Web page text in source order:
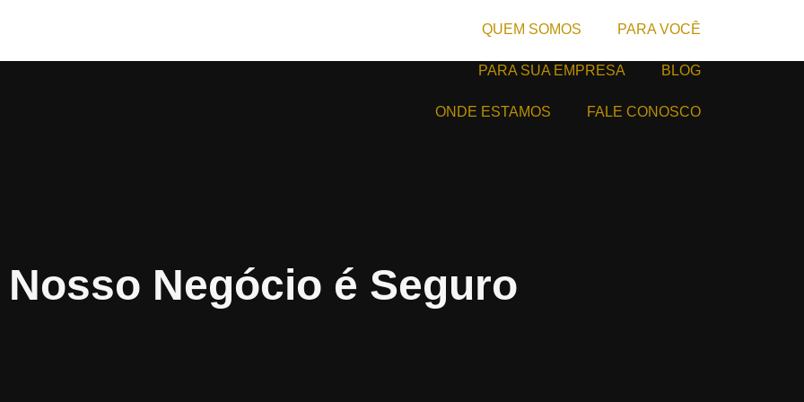
QUEM SOMOS PARA VOCÊ
PARA SUA EMPRESA BLOG
ONDE ESTAMOS FALE CONOSCO
Nosso Negócio é Seguro